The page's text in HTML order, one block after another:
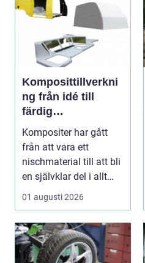
Komposittillverkni
ng från idé till
färdig
högpresterande
produkt
Kompositer har gått
från att vara ett
nischmaterial till att bli
en självklar del i allt
från vindkr...
01 augusti 2026